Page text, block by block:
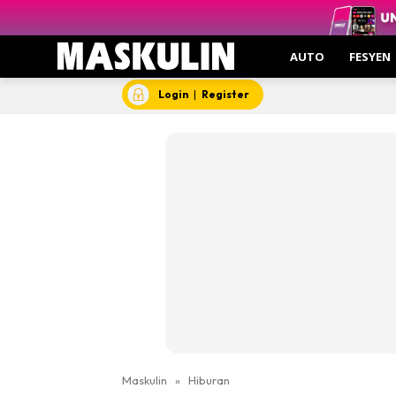
AUTO FESYEN
Login | Register
Maskulin » Hiburan